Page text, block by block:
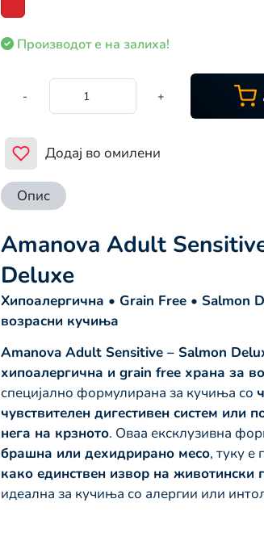
Производот е на залиха!
- +
Додај во омилени
Опис
Amanova Adult
Deluxe
Хипоалергична • Grain Free • Salmon
возрасни кучиња
Amanova Adult Sensitive – Salmon
хипоалергична и grain free храна за
специјално формулирана за кучиња со
чувствителен дигестивен систем или
нега на крзното. Оваа ексклузивна
брашна или дехидрирано месо, туку е
како единствен извор на животински
идеална за кучиња со алергии или